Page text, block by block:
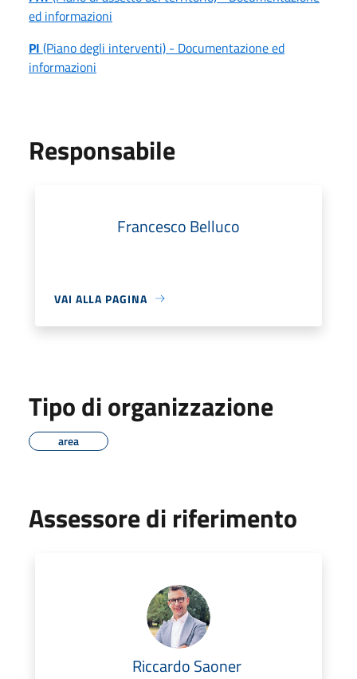
ed informazioni
PI (Piano degli interventi) - Documentazione ed
informazioni
Responsabile
Francesco Belluco
VAI ALLA PAGINA
Tipo di organizzazione
area
Assessore di riferimento
Riccardo Saoner